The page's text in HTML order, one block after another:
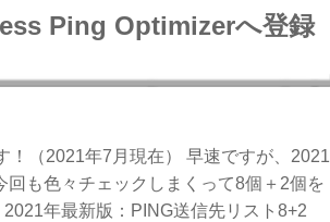
Ping Optimizerへ登録
！（2021年7月現在） 早速ですが、2021
も色々チェックしまくって8個＋2個を
年最新版：PING送信先リスト8+2